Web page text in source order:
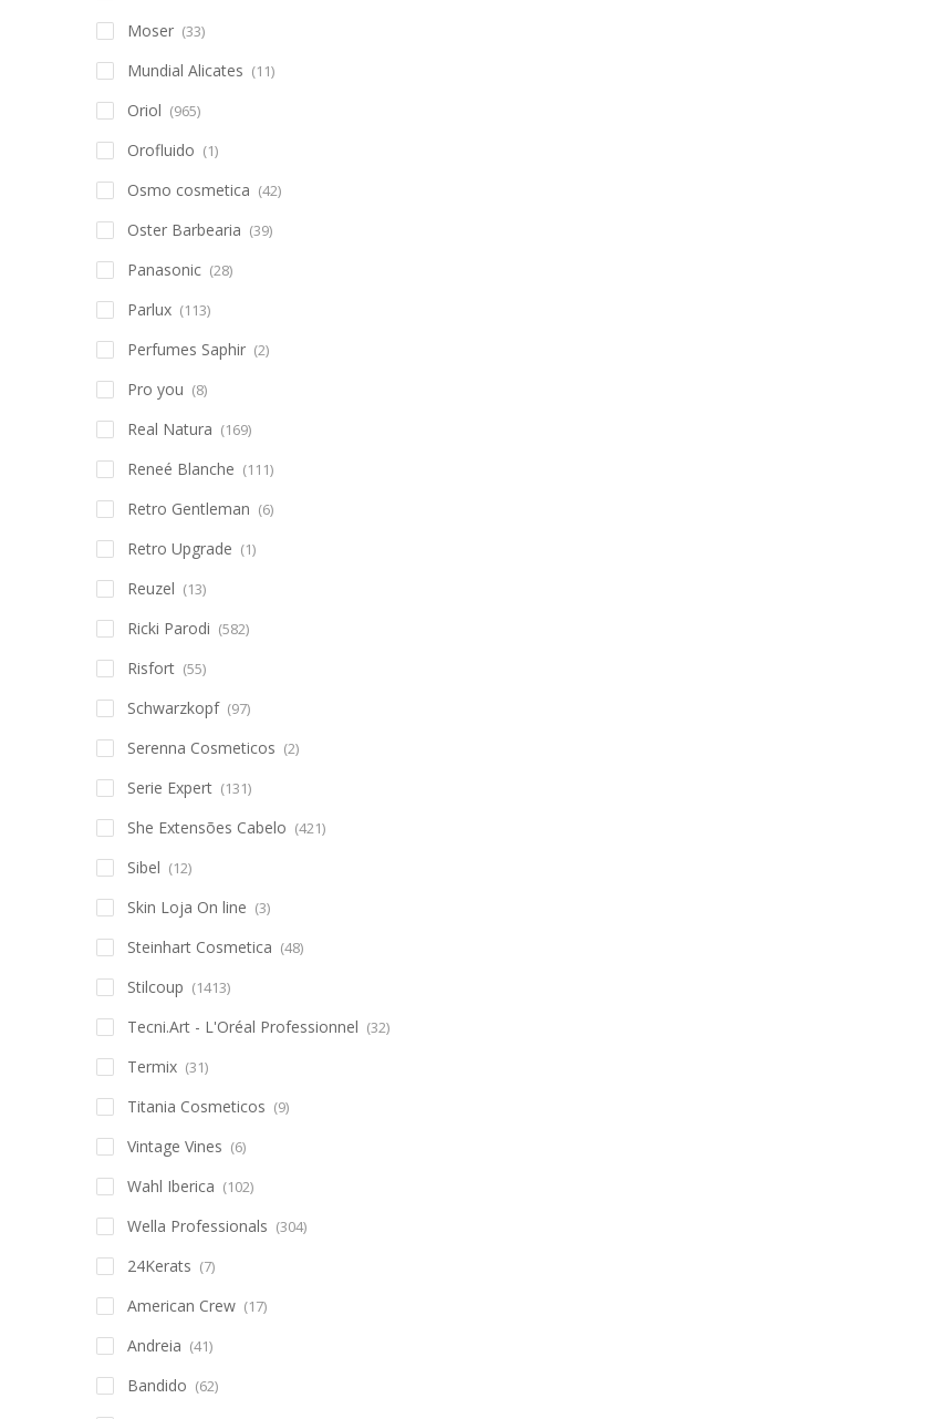
Moser (33)
Mundial Alicates (11)
Oriol (965)
Orofluido (1)
Osmo cosmetica (42)
Oster Barbearia (39)
Panasonic (28)
Parlux (113)
Perfumes Saphir (2)
Pro you (8)
Real Natura (169)
Reneé Blanche (111)
Retro Gentleman (6)
Retro Upgrade (1)
Reuzel (13)
Ricki Parodi (582)
Risfort (55)
Schwarzkopf (97)
Serenna Cosmeticos (2)
Serie Expert (131)
She Extensões Cabelo (421)
Sibel (12)
Skin Loja On line (3)
Steinhart Cosmetica (48)
Stilcoup (1413)
Tecni.Art - L'Oréal Professionnel (32)
Termix (31)
Titania Cosmeticos (9)
Vintage Vines (6)
Wahl Iberica (102)
Wella Professionals (304)
24Kerats (7)
American Crew (17)
Andreia (41)
Bandido (62)